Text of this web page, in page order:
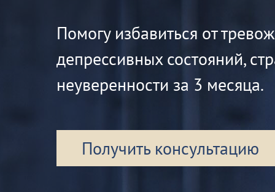
Помогу избавиться от
депрессивных состояний,
неуверенности за 3 месяца.
Получить консультацию